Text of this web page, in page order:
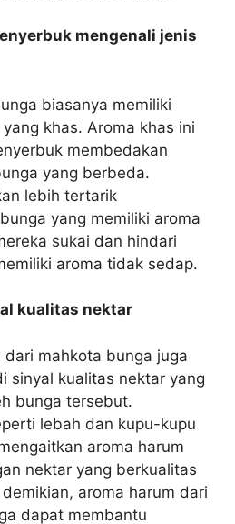
mengenali jenis
biasanya memiliki
khas. Aroma khas ini
membedakan
yang berbeda.
lebih tertarik
yang memiliki aroma
sukai dan hindari
aroma tidak sedap.
kualitas nektar
dari mahkota bunga juga
sinyal kualitas nektar yang
bunga tersebut.
lebah dan kupu-kupu
aroma harum
nektar yang berkualitas
aroma harum dari
dapat membantu